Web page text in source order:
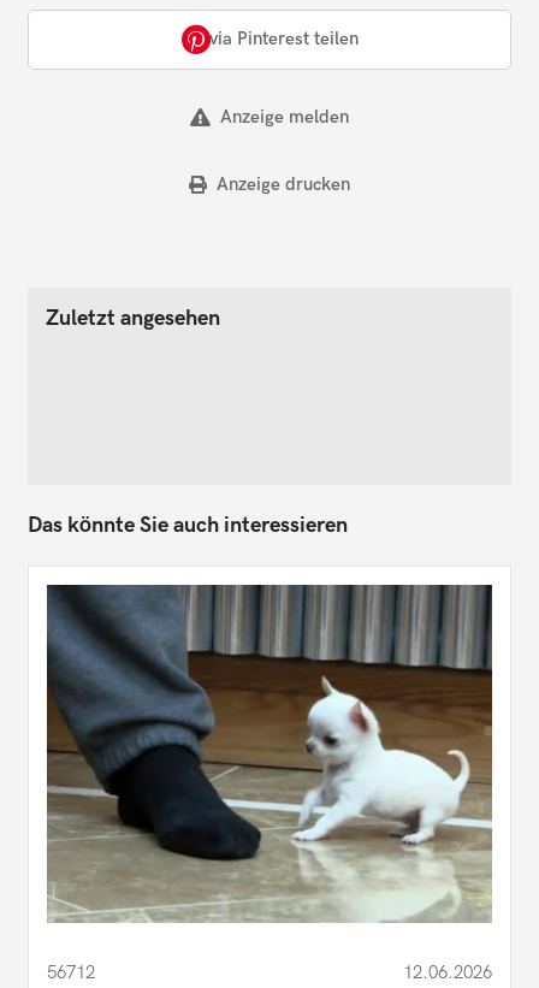
via Pinterest teilen
Anzeige melden
Anzeige drucken
Zuletzt angesehen
Das könnte Sie auch interessieren
56712 12.06.2026